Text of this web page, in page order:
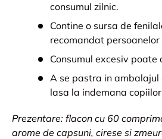
consumul zilnic.
Contine o sursa de
recomandat persoanelor
Consumul excesiv
A se pastra in ambalajul
lasa la indemana
Prezentare: flacon cu 60
arome de capsuni, cirese si